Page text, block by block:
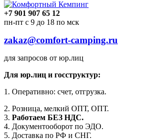
+7 901 907 65 12
пн-пт с 9 до 18 по мск
zakaz@comfort-camping.ru
для запросов от юр.лиц
Для юр.лиц и госструктур:
1. Оперативно: счет, отгрузка.
2. Розница, мелкий ОПТ, ОПТ.
3. Работаем БЕЗ НДС.
4. Документооборот по ЭДО.
5. Доставка по РФ и СНГ.